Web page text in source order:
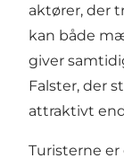
aktører, der
kan både
giver
Falster, der
attraktivt
Turisterne er